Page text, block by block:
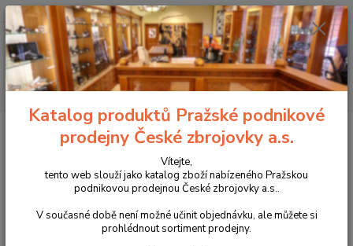
Menu
Hledat
+420 225 375 800
Pouzdra, kufry na zbraně a batohy Látková pouzdra
na dlouhé zbraně
Přepravní pouzdro na pušku bez optiky
Přepravní pouzdro na pušku bez
Katalog produktů Pražské podnikové
prodejny České zbrojovky a.s.
Vítejte,
tento web slouží jako katalog zboží nabízeného Pražskou
podnikovou prodejnou České zbrojovky a.s..
V současné době není možné učinit objednávku, ale můžete si
prohlédnout sortiment prodejny.